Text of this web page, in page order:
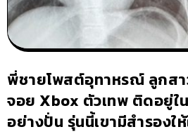
พี่ชายโพสต์อุทาหรณ์ ลูกส
จอย Xbox ตัวเทพ ติดอยู่ใ
อย่างปั่น รุ่นนี้เขามีสำรองใ